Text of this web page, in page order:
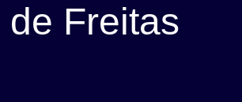
de Freitas